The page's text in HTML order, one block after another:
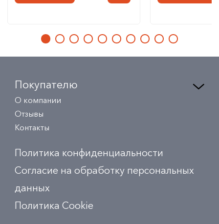
Покупателю
О компании
Отзывы
Контакты
Политика конфиденциальности
Согласие на обработку персональных
данных
Политика Сookie